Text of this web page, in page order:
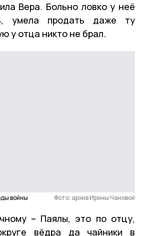
Вера. Больно ловко у неё
умела продать даже ту
у отца никто не брал.
войны Фото: архив Ирины Чановой
– Паялы, это по отцу,
вёдра да чайники в